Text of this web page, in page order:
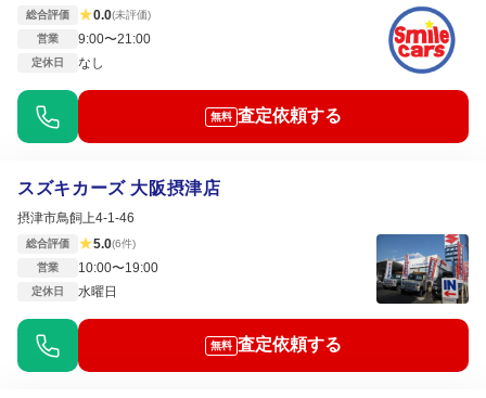
総合評価 ★0.0(未評価)
営業
9:00〜21:00
定休日 なし
無料 査定依頼する
スズキカーズ 大阪摂津店
摂津市鳥飼上4-1-46
総合評価 ★5.0(6件)
営業
10:00〜19:00
定休日 水曜日
無料 査定依頼する